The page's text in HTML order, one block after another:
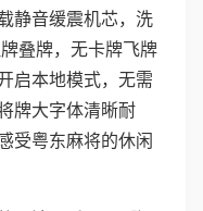
静音缓震机芯，洗
叠牌，无卡牌飞牌
启本地模式，无需
牌大字体清晰耐
受粤东麻将的休闲